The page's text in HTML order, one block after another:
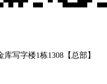
写字楼1栋1308【总部】